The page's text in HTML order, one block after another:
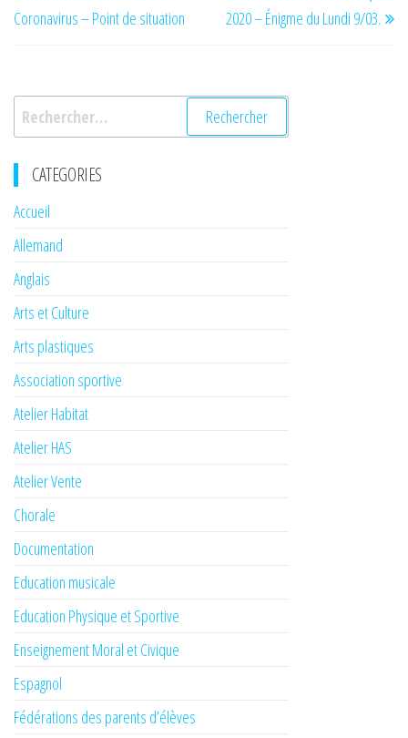
l’article
Coronavirus – Point de situation
2020 – Énigme du Lundi 9/03.
Rechercher :
CATEGORIES
Accueil
Allemand
Anglais
Arts et Culture
Arts plastiques
Association sportive
Atelier Habitat
Atelier HAS
Atelier Vente
Chorale
Documentation
Education musicale
Education Physique et Sportive
Enseignement Moral et Civique
Espagnol
Fédérations des parents d’élèves